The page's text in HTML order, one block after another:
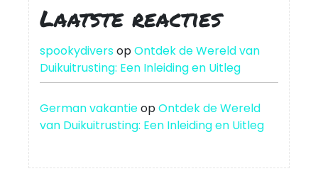
Laatste reacties
spookydiversopOntdek de Wereld van
Duikuitrusting: Een Inleiding en Uitleg
German vakantieopOntdek de Wereld
van Duikuitrusting: Een Inleiding en Uitleg